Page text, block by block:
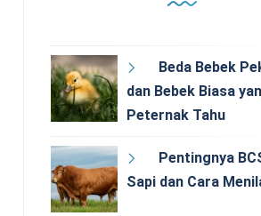
Beda Bebek
dan Bebek Biasa
Peternak Tahu
Pentingnya
Sapi dan Cara